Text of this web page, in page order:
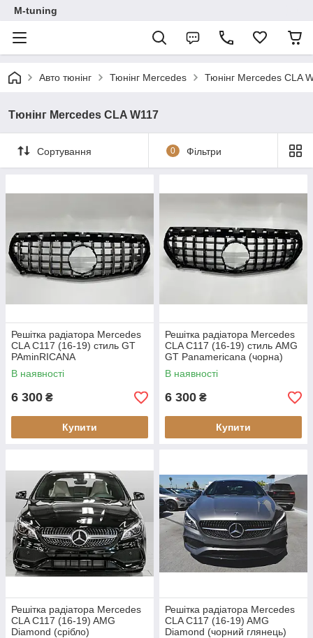
M-tuning
Авто тюнінг Тюнінг Mercedes Тюнінг Mercedes CLA
Тюнінг Mercedes CLA W117
Сортування 0 Фільтри
Решітка радіатора Mercedes
CLA C117 (16-19) стиль GT
PAminRICANA
В наявності
6 300 ₴
Купити
Решітка радіатора Mercedes
CLA C117 (16-19) стиль AMG
GT Panamericana (чорна)
В наявності
6 300 ₴
Купити
Решітка радіатора Mercedes
CLA C117 (16-19) AMG
Diamond (срібло)
Решітка радіатора Mercedes
CLA C117 (16-19) AMG
Diamond (чорний глянець)